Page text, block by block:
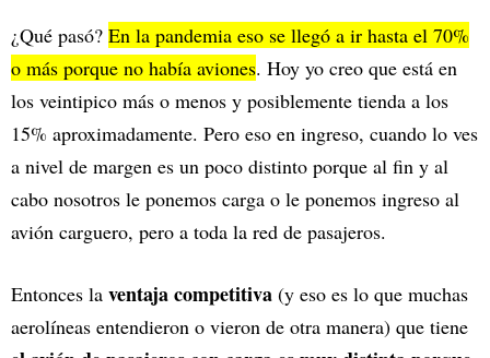
¿Qué pasó? En la pandemia eso se llegó a ir hasta el 70%
o más porque no había aviones. Hoy yo creo que está en
los veintipico más o menos y posiblemente tienda a los
15% aproximadamente. Pero eso en ingreso, cuando lo ves
a nivel de margen es un poco distinto porque al fin y al
cabo nosotros le ponemos carga o le ponemos ingreso al
avión carguero, pero a toda la red de pasajeros.
Entonces la ventaja competitiva (y eso es lo que muchas
aerolíneas entendieron o vieron de otra manera) que tiene